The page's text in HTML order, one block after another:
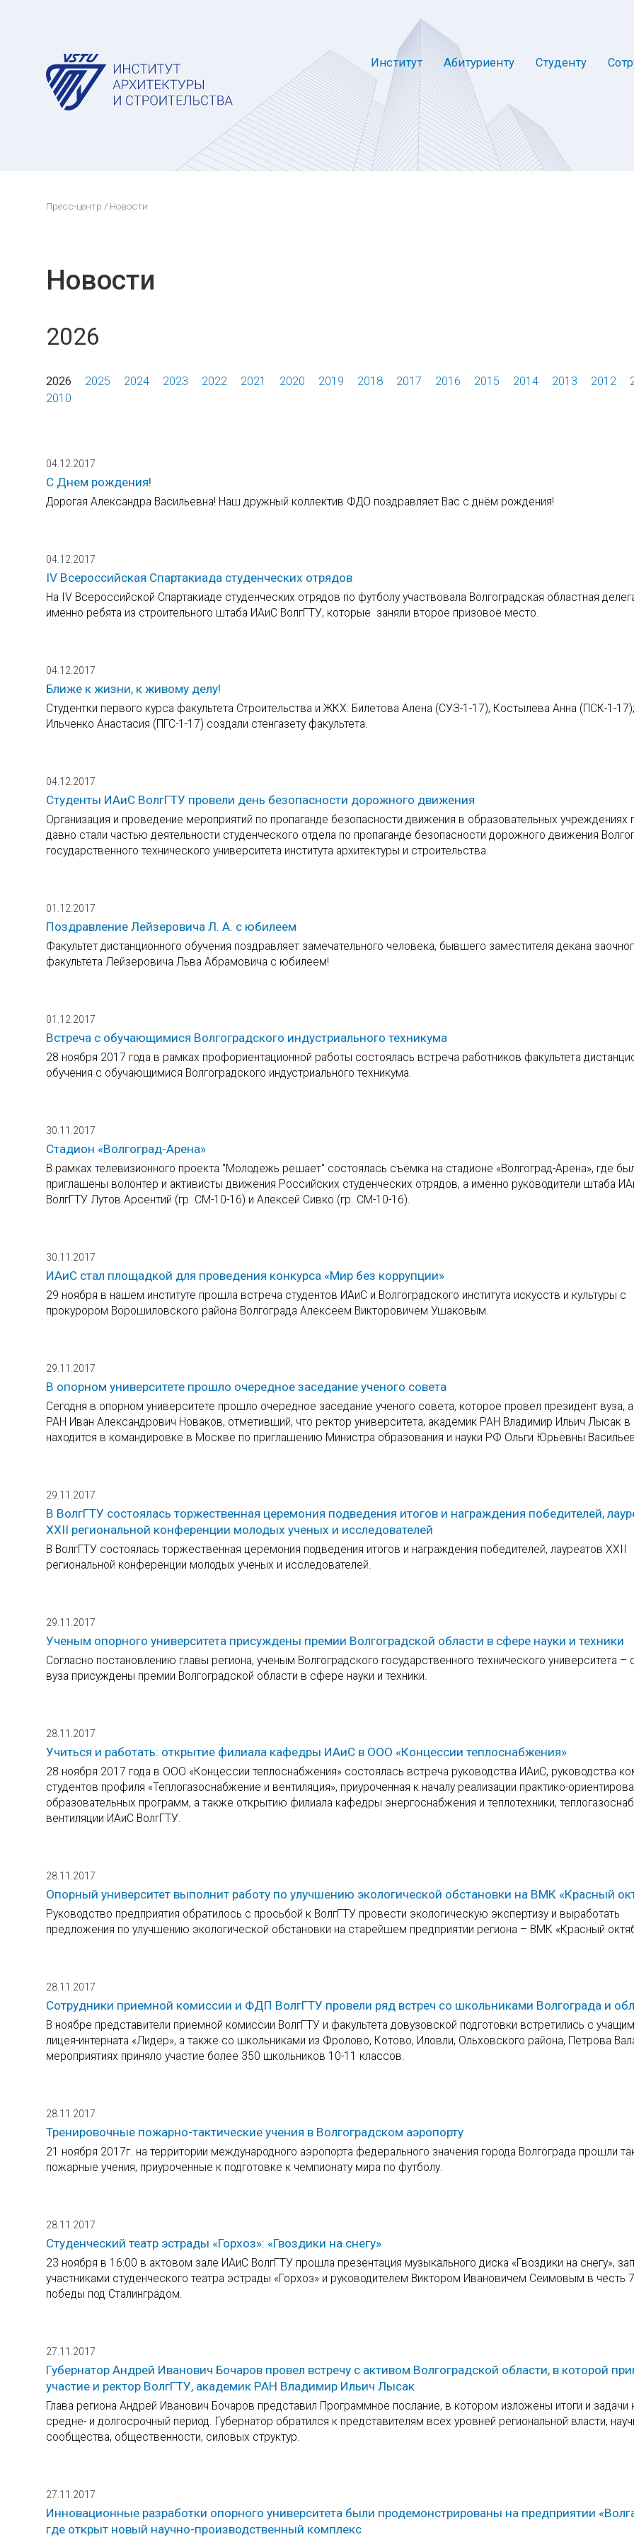
Институт Абитуриенту Студенту
Пресс-центр / Новости
Новости
2026
2026 2025 2024 2023 2022 2021 2020 2019 2018 2017 2016 2015 2014 2013 2012
2010
04.12.2017
С Днем рождения!
Дорогая Александра Васильевна! Наш дружный коллектив ФДО поздравляет Вас с днём рождения!
04.12.2017
IV Всероссийская Спартакиада студенческих отрядов
На IV Всероссийской Спартакиаде студенческих отрядов по футболу участвовала Волгоградская областная
именно ребята из строительного штаба ИАиС ВолгГТУ, которые заняли второе призовое место.
04.12.2017
Ближе к жизни, к живому делу!
Студентки первого курса факультета Строительства и ЖКХ: Билетова Алена (СУЗ-1-17), Костылева Анна (ПСК-1-17);
Ильченко Анастасия (ПГС-1-17) создали стенгазету факультета.
04.12.2017
Студенты ИАиС ВолгГТУ провели день безопасности дорожного движения
Организация и проведение мероприятий по пропаганде безопасности движения в образовательных учреждениях
давно стали частью деятельности студенческого отдела по пропаганде безопасности дорожного движения
государственного технического университета института архитектуры и строительства.
01.12.2017
Поздравление Лейзеровича Л. А. с юбилеем
Факультет дистанционного обучения поздравляет замечательного человека, бывшего заместителя декана
факультета Лейзеровича Льва Абрамовича с юбилеем!
01.12.2017
Встреча с обучающимися Волгоградского индустриального техникума
28 ноября 2017 года в рамках профориентационной работы состоялась встреча работников факультета
обучения с обучающимися Волгоградского индустриального техникума.
30.11.2017
Стадион «Волгоград-Арена»
В рамках телевизионного проекта "Молодежь решает" состоялась съёмка на стадионе «Волгоград-Арена», где
приглашены волонтер и активисты движения Российских студенческих отрядов, а именно руководители штаба
ВолгГТУ Лутов Арсентий (гр. СМ-10-16) и Алексей Сивко (гр. СМ-10-16).
30.11.2017
ИАиС стал площадкой для проведения конкурса «Мир без коррупции»
29 ноября в нашем институте прошла встреча студентов ИАиС и Волгоградского института искусств и культуры с
прокурором Ворошиловского района Волгограда Алексеем Викторовичем Ушаковым.
29.11.2017
В опорном университете прошло очередное заседание ученого совета
Сегодня в опорном университете прошло очередное заседание ученого совета, которое провел президент вуза,
РАН Иван Александрович Новаков, отметивший, что ректор университета, академик РАН Владимир Ильич Лысак в
находится в командировке в Москве по приглашению Министра образования и науки РФ Ольги Юрьевны
29.11.2017
В ВолгГТУ состоялась торжественная церемония подведения итогов и награждения победителей,
XXII региональной конференции молодых ученых и исследователей
В ВолгГТУ состоялась торжественная церемония подведения итогов и награждения победителей, лауреатов XXII
региональной конференции молодых ученых и исследователей.
29.11.2017
Ученым опорного университета присуждены премии Волгоградской области в сфере науки и техники
Согласно постановлению главы региона, ученым Волгоградского государственного технического университета –
вуза присуждены премии Волгоградской области в сфере науки и техники.
28.11.2017
Учиться и работать: открытие филиала кафедры ИАиС в ООО «Концессии теплоснабжения»
28 ноября 2017 года в ООО «Концессии теплоснабжения» состоялась встреча руководства ИАиС, руководства
студентов профиля «Теплогазоснабжение и вентиляция», приуроченная к началу реализации практико-
образовательных программ, а также открытию филиала кафедры энергоснабжения и теплотехники,
вентиляции ИАиС ВолгГТУ.
28.11.2017
Опорный университет выполнит работу по улучшению экологической обстановки на ВМК «Красный
Руководство предприятия обратилось с просьбой к ВолгГТУ провести экологическую экспертизу и выработать
предложения по улучшению экологической обстановки на старейшем предприятии региона – ВМК «Красный
28.11.2017
Сотрудники приемной комиссии и ФДП ВолгГТУ провели ряд встреч со школьниками Волгограда и
В ноябре представители приемной комиссии ВолгГТУ и факультета довузовской подготовки встретились с
лицея-интерната «Лидер», а также со школьниками из Фролово, Котово, Иловли, Ольховского района, Петрова
мероприятиях приняло участие более 350 школьников 10-11 классов.
28.11.2017
Тренировочные пожарно-тактические учения в Волгоградском аэропорту
21 ноября 2017г. на территории международного аэропорта федерального значения города Волгограда прошли
пожарные учения, приуроченные к подготовке к чемпионату мира по футболу.
28.11.2017
Студенческий театр эстрады «Горхоз»: «Гвоздики на снегу»
23 ноября в 16:00 в актовом зале ИАиС ВолгГТУ прошла презентация музыкального диска «Гвоздики на снегу»,
участниками студенческого театра эстрады «Горхоз» и руководителем Виктором Ивановичем Сеимовым в честь
победы под Сталинградом.
27.11.2017
Губернатор Андрей Иванович Бочаров провел встречу с активом Волгоградской области, в которой
участие и ректор ВолгГТУ, академик РАН Владимир Ильич Лысак
Глава региона Андрей Иванович Бочаров представил Программное послание, в котором изложены итоги и задачи
средне- и долгосрочный период. Губернатор обратился к представителям всех уровней региональной власти,
сообщества, общественности, силовых структур.
27.11.2017
Инновационные разработки опорного университета были продемонстрированы на предприятии
где открыт новый научно-производственный комплекс